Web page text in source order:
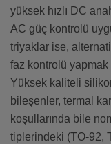
yüksek hızlı DC
AC güç kontrolü
triyaklar ise,
faz kontrolü
Yüksek kaliteli
bileşenler, termal
koşullarında bile
tiplerindeki (TO-92,